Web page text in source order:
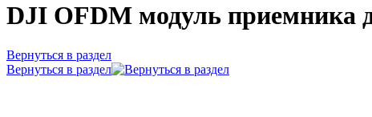
DJI OFDM модуль приемника
Вернуться в раздел
Вернуться в раздел